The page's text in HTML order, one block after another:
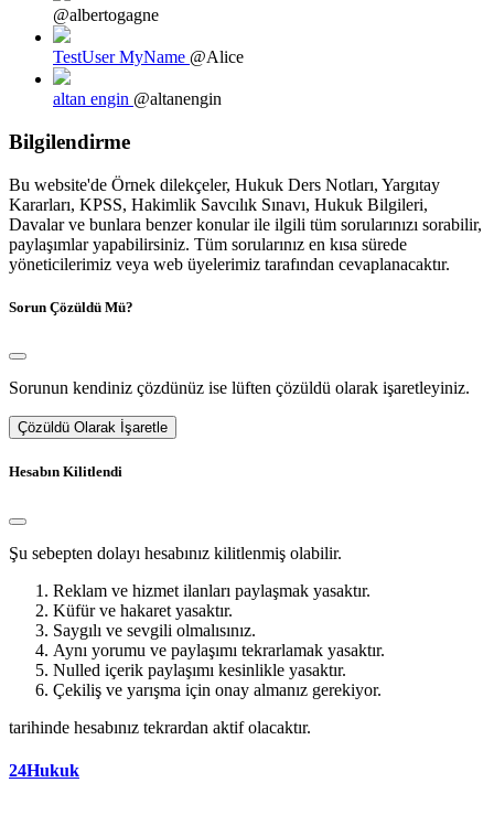
@albertogagne
TestUser MyName @Alice
altan engin @altanengin
Bilgilendirme
Bu website'de Örnek dilekçeler, Hukuk Ders Notları, Yargıtay
Kararları, KPSS, Hakimlik Savcılık Sınavı, Hukuk Bilgileri,
Davalar ve bunlara benzer konular ile ilgili tüm sorularınızı sorabilir,
paylaşımlar yapabilirsiniz. Tüm sorularınız en kısa sürede
yöneticilerimiz veya web üyelerimiz tarafından cevaplanacaktır.
Sorun Çözüldü Mü?
Sorunun kendiniz çözdünüz ise lüften çözüldü olarak işaretleyiniz.
Çözüldü Olarak İşaretle
Hesabın Kilitlendi
Şu sebepten dolayı hesabınız kilitlenmiş olabilir.
Reklam ve hizmet ilanları paylaşmak yasaktır.
Küfür ve hakaret yasaktır.
Saygılı ve sevgili olmalısınız.
Aynı yorumu ve paylaşımı tekrarlamak yasaktır.
Nulled içerik paylaşımı kesinlikle yasaktır.
Çekiliş ve yarışma için onay almanız gerekiyor.
tarihinde hesabınız tekrardan aktif olacaktır.
24Hukuk